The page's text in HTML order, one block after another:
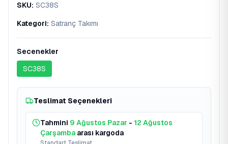
SKU: SC38S
Kategori: Satranç Takımı
Secenekler
SC38S
Teslimat Seçenekleri
Tahmini 9 Ağustos Pazar - 12 Ağustos
Çarşamba arası kargoda